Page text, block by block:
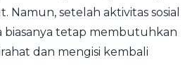
Namun, setelah aktivitas sosial
biasanya tetap membutuhkan
dan mengisi kembali